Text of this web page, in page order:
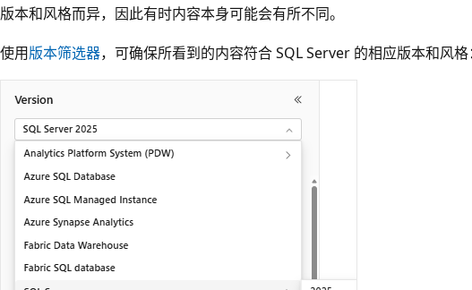
版本和风格而异，因此有时内容本身可能会有所不同。
使用版本筛选器，可确保所看到的内容符合 SQL Server 的相应版本和风格：